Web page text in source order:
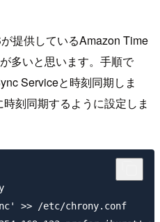
提供しているAmazon Time
多いと思います。手順で
Serviceと時刻同期しま
時刻同期するように設定しま
>> /etc/chrony.conf